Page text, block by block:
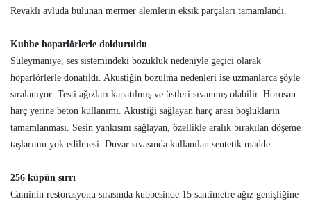
Revaklı avluda bulunan mermer alemlerin eksik parçaları tamamlandı.
Kubbe hoparlörlerle dolduruldu
Süleymaniye, ses sistemindeki bozukluk nedeniyle geçici olarak
hoparlörlerle donatıldı. Akustiğin bozulma nedenleri ise uzmanlarca şöyle
sıralanıyor: Testi ağızları kapatılmış ve üstleri sıvanmış olabilir. Horosan
harç yerine beton kullanımı. Akustiği sağlayan harç arası boşlukların
tamamlanması. Sesin yankısını sağlayan, özellikle aralık bırakılan döşeme
taşlarının yok edilmesi. Duvar sıvasında kullanılan sentetik madde.
256 küpün sırrı
Caminin restorasyonu sırasında kubbesinde 15 santimetre ağız genişliğine